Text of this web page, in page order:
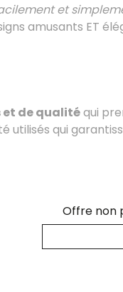
et
amusants ET
de qualitéqui
utilisés qui
Offre non